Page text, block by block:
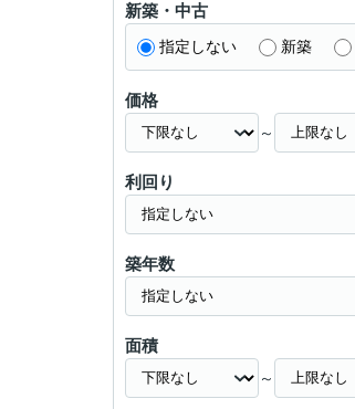
新築・中古
指定しない 新築
価格
～
利回り
築年数
面積
～